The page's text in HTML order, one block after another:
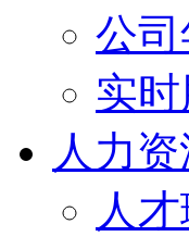
公
实
人力
人